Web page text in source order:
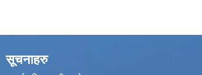
सूचनाहरु